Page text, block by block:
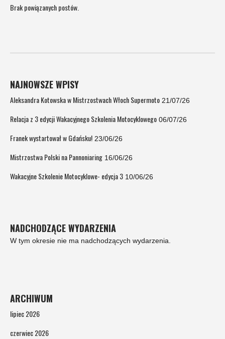
Brak powiązanych postów.
NAJNOWSZE WPISY
Aleksandra Kotowska w Mistrzostwach Włoch Supermoto 21/07/26
Relacja z 3 edycji Wakacyjnego Szkolenia Motocyklowego 06/07/26
Franek wystartował w Gdańsku! 23/06/26
Mistrzostwa Polski na Pannoniaring 16/06/26
Wakacyjne Szkolenie Motocyklowe- edycja 3 10/06/26
NADCHODZĄCE WYDARZENIA
W tym okresie nie ma nadchodzących wydarzenia.
ARCHIWUM
lipiec 2026
czerwiec 2026